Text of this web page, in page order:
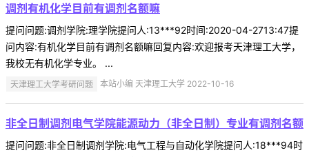
调剂有机化学目前有调剂名额嘛
提问问题:调剂学院:理学院提问人:13***92时间:2020-04-2713:47提
问内容:有机化学目前有调剂名额嘛回复内容:欢迎报考天津理工大学，
我校无有机化学专业。 ...
天津理工大学考研问题 本站小编 天津理工大学 2022-10-16
非全日制调剂电气学院能源动力（非全日制）专业有调剂名额
提问问题:非全日制调剂学院:电气工程与自动化学院提问人:18***94时